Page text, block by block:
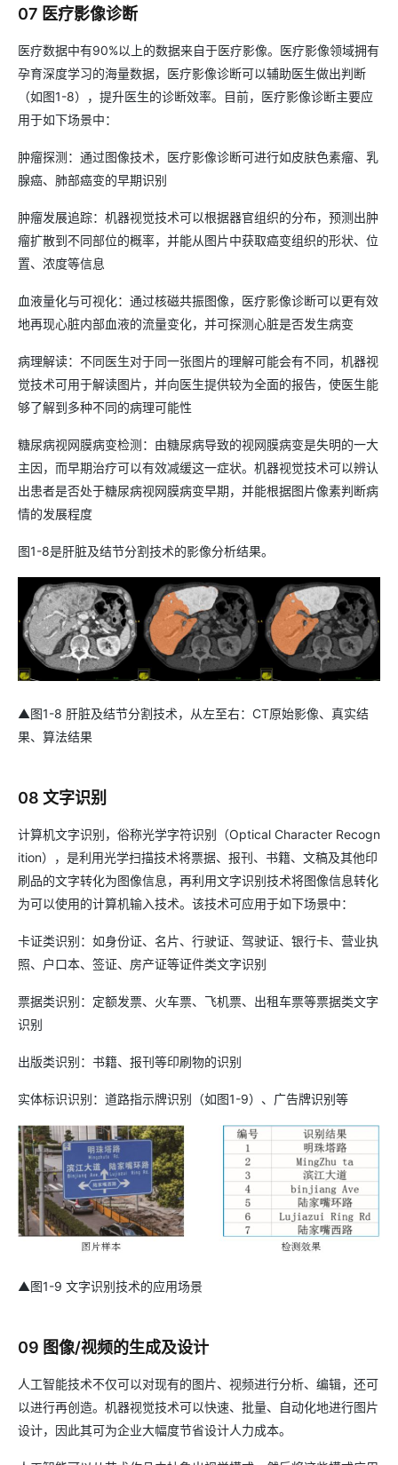
07 医疗影像诊断
医疗数据中有90%以上的数据来自于医疗影像。医疗影像领域拥有
孕育深度学习的海量数据，医疗影像诊断可以辅助医生做出判断
（如图1-8），提升医生的诊断效率。目前，医疗影像诊断主要应
用于如下场景中：
肿瘤探测：通过图像技术，医疗影像诊断可进行如皮肤色素瘤、乳
腺癌、肺部癌变的早期识别
肿瘤发展追踪：机器视觉技术可以根据器官组织的分布，预测出肿
瘤扩散到不同部位的概率，并能从图片中获取癌变组织的形状、位
置、浓度等信息
血液量化与可视化：通过核磁共振图像，医疗影像诊断可以更有效
地再现心脏内部血液的流量变化，并可探测心脏是否发生病变
病理解读：不同医生对于同一张图片的理解可能会有不同，机器视
觉技术可用于解读图片，并向医生提供较为全面的报告，使医生能
够了解到多种不同的病理可能性
糖尿病视网膜病变检测：由糖尿病导致的视网膜病变是失明的一大
主因，而早期治疗可以有效减缓这一症状。机器视觉技术可以辨认
出患者是否处于糖尿病视网膜病变早期，并能根据图片像素判断病
情的发展程度
图1-8是肝脏及结节分割技术的影像分析结果。
▲图1-8 肝脏及结节分割技术，从左至右：CT原始影像、真实结
果、算法结果
08 文字识别
计算机文字识别，俗称光学字符识别（Optical Character Recogn
ition），是利用光学扫描技术将票据、报刊、书籍、文稿及其他印
刷品的文字转化为图像信息，再利用文字识别技术将图像信息转化
为可以使用的计算机输入技术。该技术可应用于如下场景中：
卡证类识别：如身份证、名片、行驶证、驾驶证、银行卡、营业执
照、户口本、签证、房产证等证件类文字识别
票据类识别：定额发票、火车票、飞机票、出租车票等票据类文字
识别
出版类识别：书籍、报刊等印刷物的识别
实体标识识别：道路指示牌识别（如图1-9）、广告牌识别等
▲图1-9 文字识别技术的应用场景
09 图像/视频的生成及设计
人工智能技术不仅可以对现有的图片、视频进行分析、编辑，还可
以进行再创造。机器视觉技术可以快速、批量、自动化地进行图片
设计，因此其可为企业大幅度节省设计人力成本。